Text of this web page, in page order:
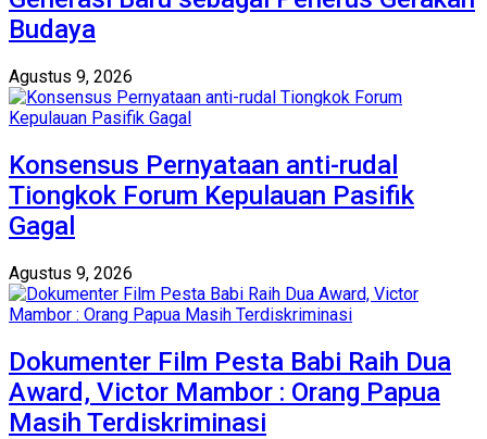
Budaya
Agustus 9, 2026
Konsensus Pernyataan anti-rudal
Tiongkok Forum Kepulauan Pasifik
Gagal
Agustus 9, 2026
Dokumenter Film Pesta Babi Raih Dua
Award, Victor Mambor : Orang Papua
Masih Terdiskriminasi